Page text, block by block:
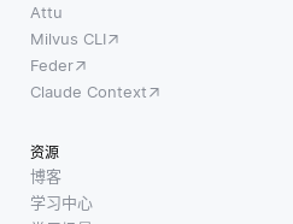
能。这
涉及比
较不同
性能指
Attu
Milvus CLI
Feder
Claude Context
资源
博客
学习中心